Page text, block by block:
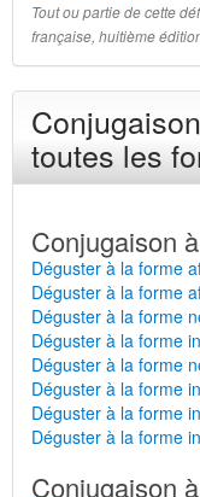
Tout ou partie de cette
française, huitième
toutes les
Conjugaison
Déguster à la forme
Déguster à la forme
Déguster à la forme
Déguster à la forme
Déguster à la forme
Déguster à la forme
Déguster à la forme
Déguster à la forme
Conjugaison